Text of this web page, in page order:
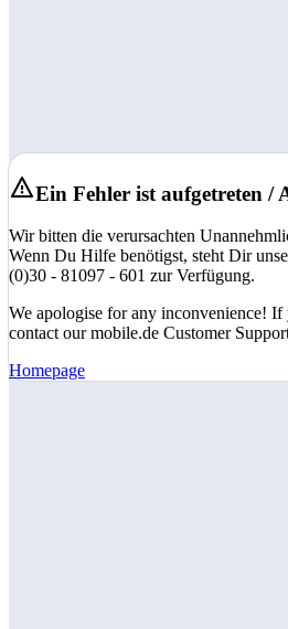
Ein Fehler ist aufgetreten /
Wir bitten die verursachten
Wenn Du Hilfe benötigst, steht Dir
(0)30 - 81097 - 601 zur Verfügung.
We apologise for any inconvenience! If
contact our mobile.de Customer
Homepage